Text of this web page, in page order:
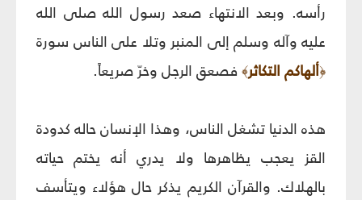
رأسه. وبعد الانتهاء صعد رسول الله صلى الله
عليه وآله وسلم إلى المنبر وتلا على الناس سورة
﴿ألهاكم التكاثر﴾ فصعق الرجل وخرّ صريعاً.
هذه الدنيا تشغل الناس، وهذا الإنسان حاله كدودة
القز يعجب يظاهرها ولا يدري أنه يختم حياته
بالهلاك. والقرآن الكريم يذكر حال هؤلاء ويتأسف